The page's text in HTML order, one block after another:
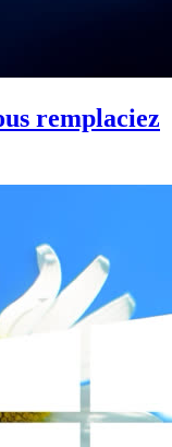
remplaciez